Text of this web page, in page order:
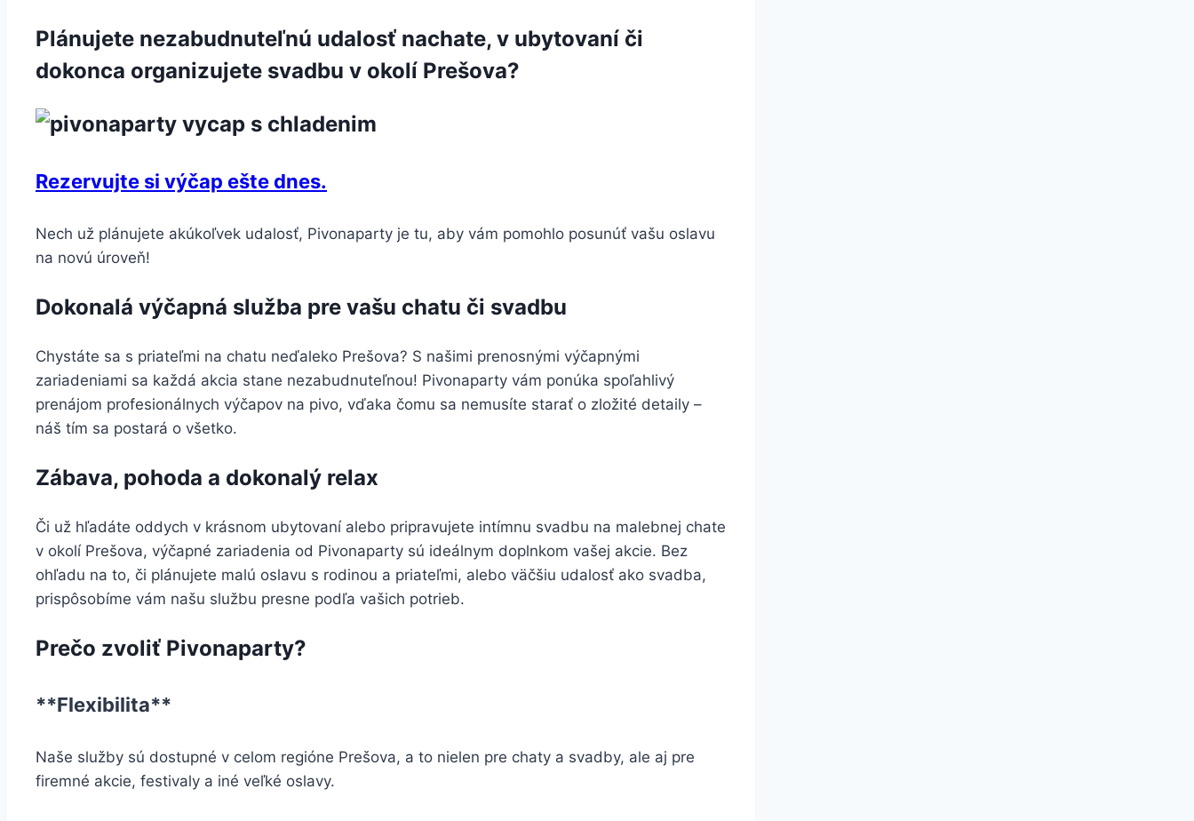
Plánujete nezabudnuteľnú udalosť nachate, v ubytovaní či
dokonca organizujete svadbu v okolí Prešova?
Rezervujte si výčap ešte dnes.
Nech už plánujete akúkoľvek udalosť, Pivonaparty je tu, aby vám pomohlo posunúť vašu oslavu
na novú úroveň!
Dokonalá výčapná služba pre vašu chatu či svadbu
Chystáte sa s priateľmi na chatu neďaleko Prešova? S našimi prenosnými výčapnými
zariadeniami sa každá akcia stane nezabudnuteľnou! Pivonaparty vám ponúka spoľahlivý
prenájom profesionálnych výčapov na pivo, vďaka čomu sa nemusíte starať o zložité detaily –
náš tím sa postará o všetko.
Zábava, pohoda a dokonalý relax
Či už hľadáte oddych v krásnom ubytovaní alebo pripravujete intímnu svadbu na malebnej chate
v okolí Prešova, výčapné zariadenia od Pivonaparty sú ideálnym doplnkom vašej akcie. Bez
ohľadu na to, či plánujete malú oslavu s rodinou a priateľmi, alebo väčšiu udalosť ako svadba,
prispôsobíme vám našu službu presne podľa vašich potrieb.
Prečo zvoliť Pivonaparty?
**Flexibilita**
Naše služby sú dostupné v celom regióne Prešova, a to nielen pre chaty a svadby, ale aj pre
firemné akcie, festivaly a iné veľké oslavy.